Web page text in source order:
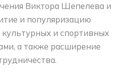
Виктора Шепелева и
и популяризацию
и спортивных
а также расширение